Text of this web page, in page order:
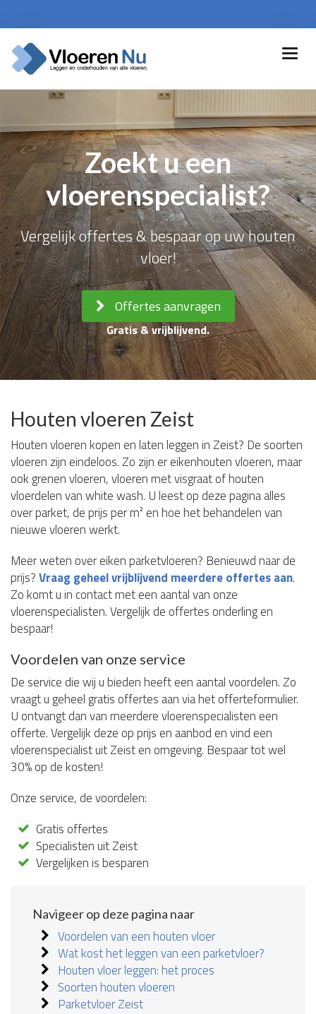
Zoekt u een
vloerenspecialist?
Vergelijk offertes & bespaar op uw houten
vloer!
Offertes aanvragen
Gratis & vrijblijvend.
Houten vloeren Zeist
Houten vloeren kopen en laten leggen in Zeist? De soorten
vloeren zijn eindeloos. Zo zijn er eikenhouten vloeren, maar
ook grenen vloeren, vloeren met visgraat of houten
vloerdelen van white wash. U leest op deze pagina alles
over parket, de prijs per m² en hoe het behandelen van
nieuwe vloeren werkt.
Meer weten over eiken parketvloeren? Benieuwd naar de
prijs?Vraag geheel vrijblijvend meerdere offertes aan.
Zo komt u in contact met een aantal van onze
vloerenspecialisten. Vergelijk de offertes onderling en
bespaar!
Voordelen van onze service
De service die wij u bieden heeft een aantal voordelen. Zo
vraagt u geheel gratis offertes aan via het offerteformulier.
U ontvangt dan van meerdere vloerenspecialisten een
offerte. Vergelijk deze op prijs en aanbod en vind een
vloerenspecialist uit Zeist en omgeving. Bespaar tot wel
30% op de kosten!
Onze service, de voordelen:
Gratis offertes
Specialisten uit Zeist
Vergelijken is besparen
Navigeer op deze pagina naar
Voordelen van een houten vloer
Wat kost het leggen van een parketvloer?
Houten vloer leggen: het proces
Soorten houten vloeren
Parketvloer Zeist